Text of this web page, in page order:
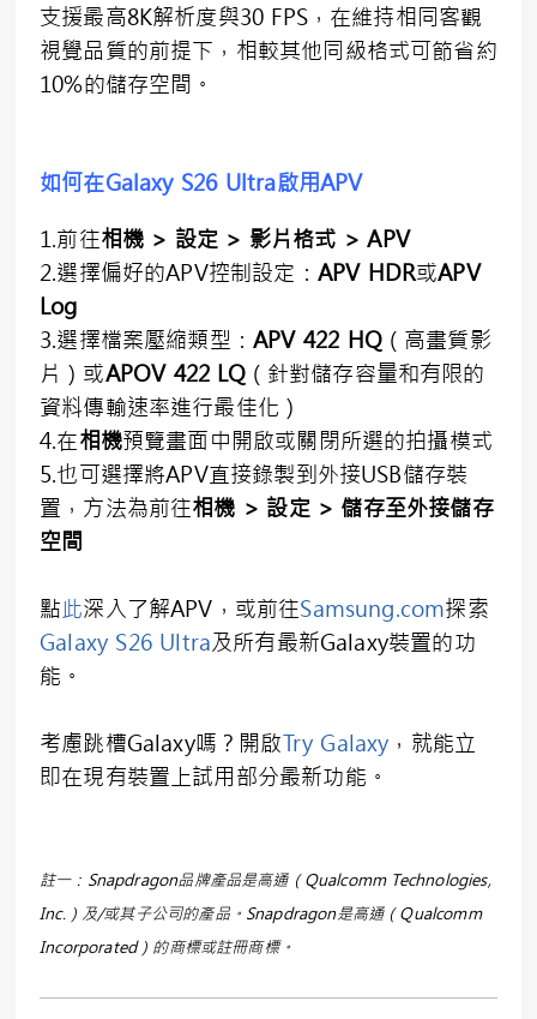
支援最高8K解析度與30 FPS，在維持相同客觀
視覺品質的前提下，相較其他同級格式可節省約
10%的儲存空間。
如何在Galaxy S26 Ultra啟用APV
1.前往相機 > 設定 > 影片格式 > APV
2.選擇偏好的APV控制設定： APV HDR或APV
Log
3.選擇檔案壓縮類型： APV 422 HQ（高畫質影
片）或APOV 422 LQ（針對儲存容量和有限的
資料傳輸速率進行最佳化）
4.在相機預覽畫面中開啟或關閉所選的拍攝模式
5.也可選擇將APV直接錄製到外接USB儲存裝
置，方法為前往相機 > 設定> 儲存至外接儲存
空間
點此深入了解APV，或前往Samsung.com探索
Galaxy S26 Ultra及所有最新Galaxy裝置的功
能。
考慮跳槽Galaxy嗎？開啟Try Galaxy ，就能立
即在現有裝置上試用部分最新功能。
註一：Snapdragon品牌產品是高通（Qualcomm Technologies,
Inc.）及/或其子公司的產品。Snapdragon是高通（Qualcomm
Incorporated）的商標或註冊商標。